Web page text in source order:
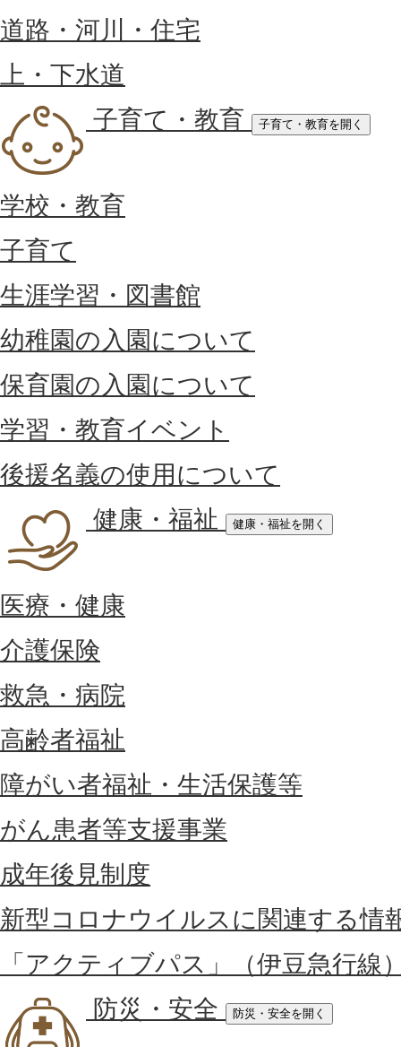
道路・河川・住宅
上・下水道
子育て・教育
子育て・教育を開く
学校・教育
子育て
生涯学習・図書館
幼稚園の入園について
保育園の入園について
学習・教育イベント
後援名義の使用について
健康・福祉
健康・福祉を開く
医療・健康
介護保険
救急・病院
高齢者福祉
障がい者福祉・生活保護等
がん患者等支援事業
成年後見制度
新型コロナウイルスに関連する情
「アクティブパス」（伊豆急行線
防災・安全
防災・安全を開く